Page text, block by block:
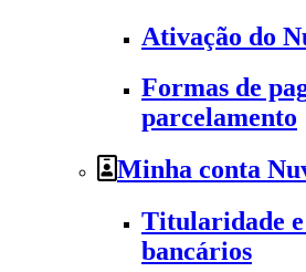
Ativação do
Formas de
parcelamento
Minha conta
Titularidade e
bancários